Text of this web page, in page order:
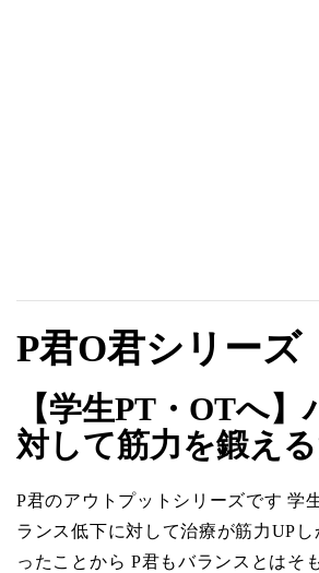
P君O君シリーズ
【学生PT・OTへ
対して筋力を鍛え
P君のアウトプットシリーズです 学
ランス低下に対して治療が筋力UP
ったことから P君もバランスとはそ